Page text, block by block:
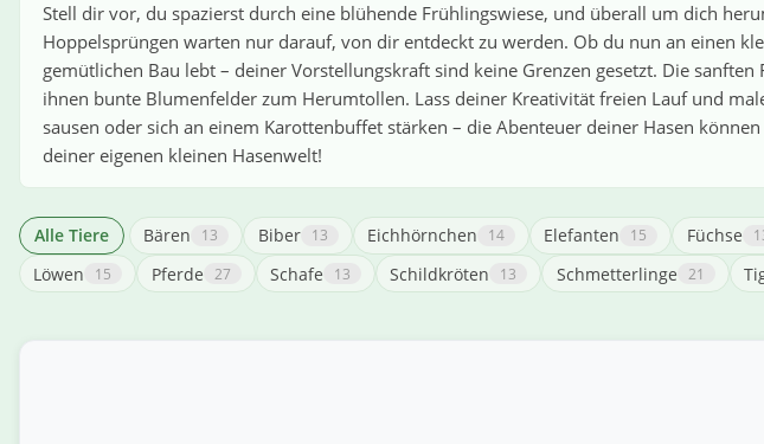
Stell dir vor, du spazierst durch eine blühende Frühlingswiese, und überall um dich
Hoppelsprüngen warten nur darauf, von dir entdeckt zu werden. Ob du nun an einen
gemütlichen Bau lebt – deiner Vorstellungskraft sind keine Grenzen gesetzt. Die
ihnen bunte Blumenfelder zum Herumtollen. Lass deiner Kreativität freien Lauf und
sausen oder sich an einem Karottenbuffet stärken – die Abenteuer deiner Hasen
deiner eigenen kleinen Hasenwelt!
Alle Tiere Bären 13 Biber 13 Eichhörnchen 14 Elefanten 15 Füchse
Löwen 15 Pferde 27 Schafe 13 Schildkröten 13 Schmetterlinge 21